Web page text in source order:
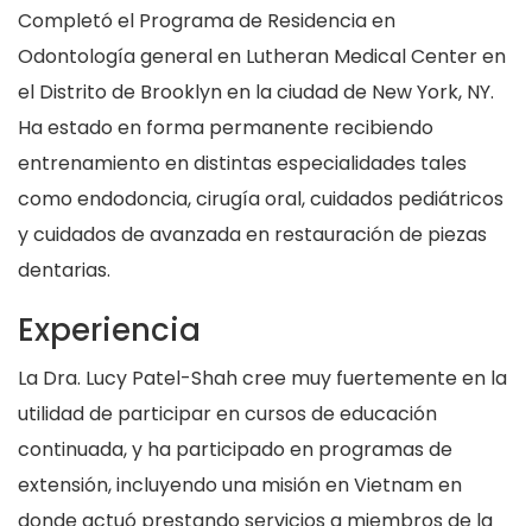
Completó el Programa de Residencia en
Odontología general en Lutheran Medical Center en
el Distrito de Brooklyn en la ciudad de New York, NY.
Ha estado en forma permanente recibiendo
entrenamiento en distintas especialidades tales
como endodoncia, cirugía oral, cuidados pediátricos
y cuidados de avanzada en restauración de piezas
dentarias.
Experiencia
La Dra. Lucy Patel-Shah cree muy fuertemente en la
utilidad de participar en cursos de educación
continuada, y ha participado en programas de
extensión, incluyendo una misión en Vietnam en